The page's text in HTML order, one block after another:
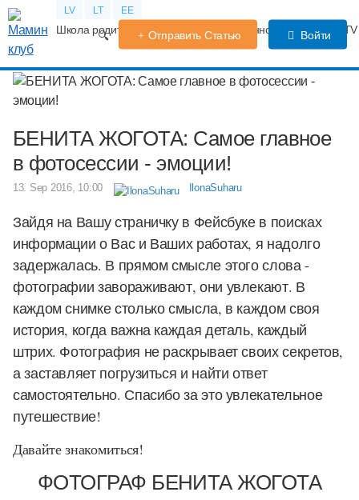
LV LT EE
Школа родителей Календарь беременности Форум
Отправить Статью Войти
БЕНИТА ЖОГОТА: Самое главное
в фотосессии - эмоции!
13. Sep 2016, 10:00 IlonaSuharu
Зайдя на Вашу страничку в Фейсбуке в поисках
информации о Вас и Ваших работах, я надолго
задержалась. В прямом смысле этого слова -
фотографии завораживают, они увлекают. В
каждом снимке столько смысла, в каждом своя
история, когда важна каждая деталь, каждый
штрих. Фотография не раскрывает своих секретов,
а заставляет погрузиться и найти ответ
самостоятельно. Спасибо за это увлекательное
путешествие!
Давайте знакомиться!
ФОТОГРАФ БЕНИТА ЖОГОТА